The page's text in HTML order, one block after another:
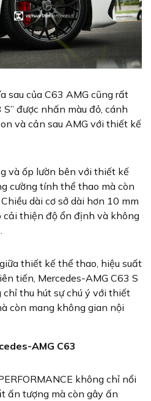
sau của C63 AMG cũng rất
được nhấn màu đỏ, cánh
và cản sau AMG với thiết kế
và ốp lườn bên với thiết kế
cường tính thể thao mà còn
dài cơ sở dài hơn 10 mm
cải thiện độ ổn định và không
thiết kế thể thao, hiệu suất
tiến, Mercedes-AMG C63 S
chỉ thu hút sự chú ý với thiết
còn mang không gian nội
AMG C63
không chỉ nổi
ấn tượng mà còn gây ấn